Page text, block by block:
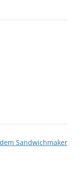
Sandwichmaker